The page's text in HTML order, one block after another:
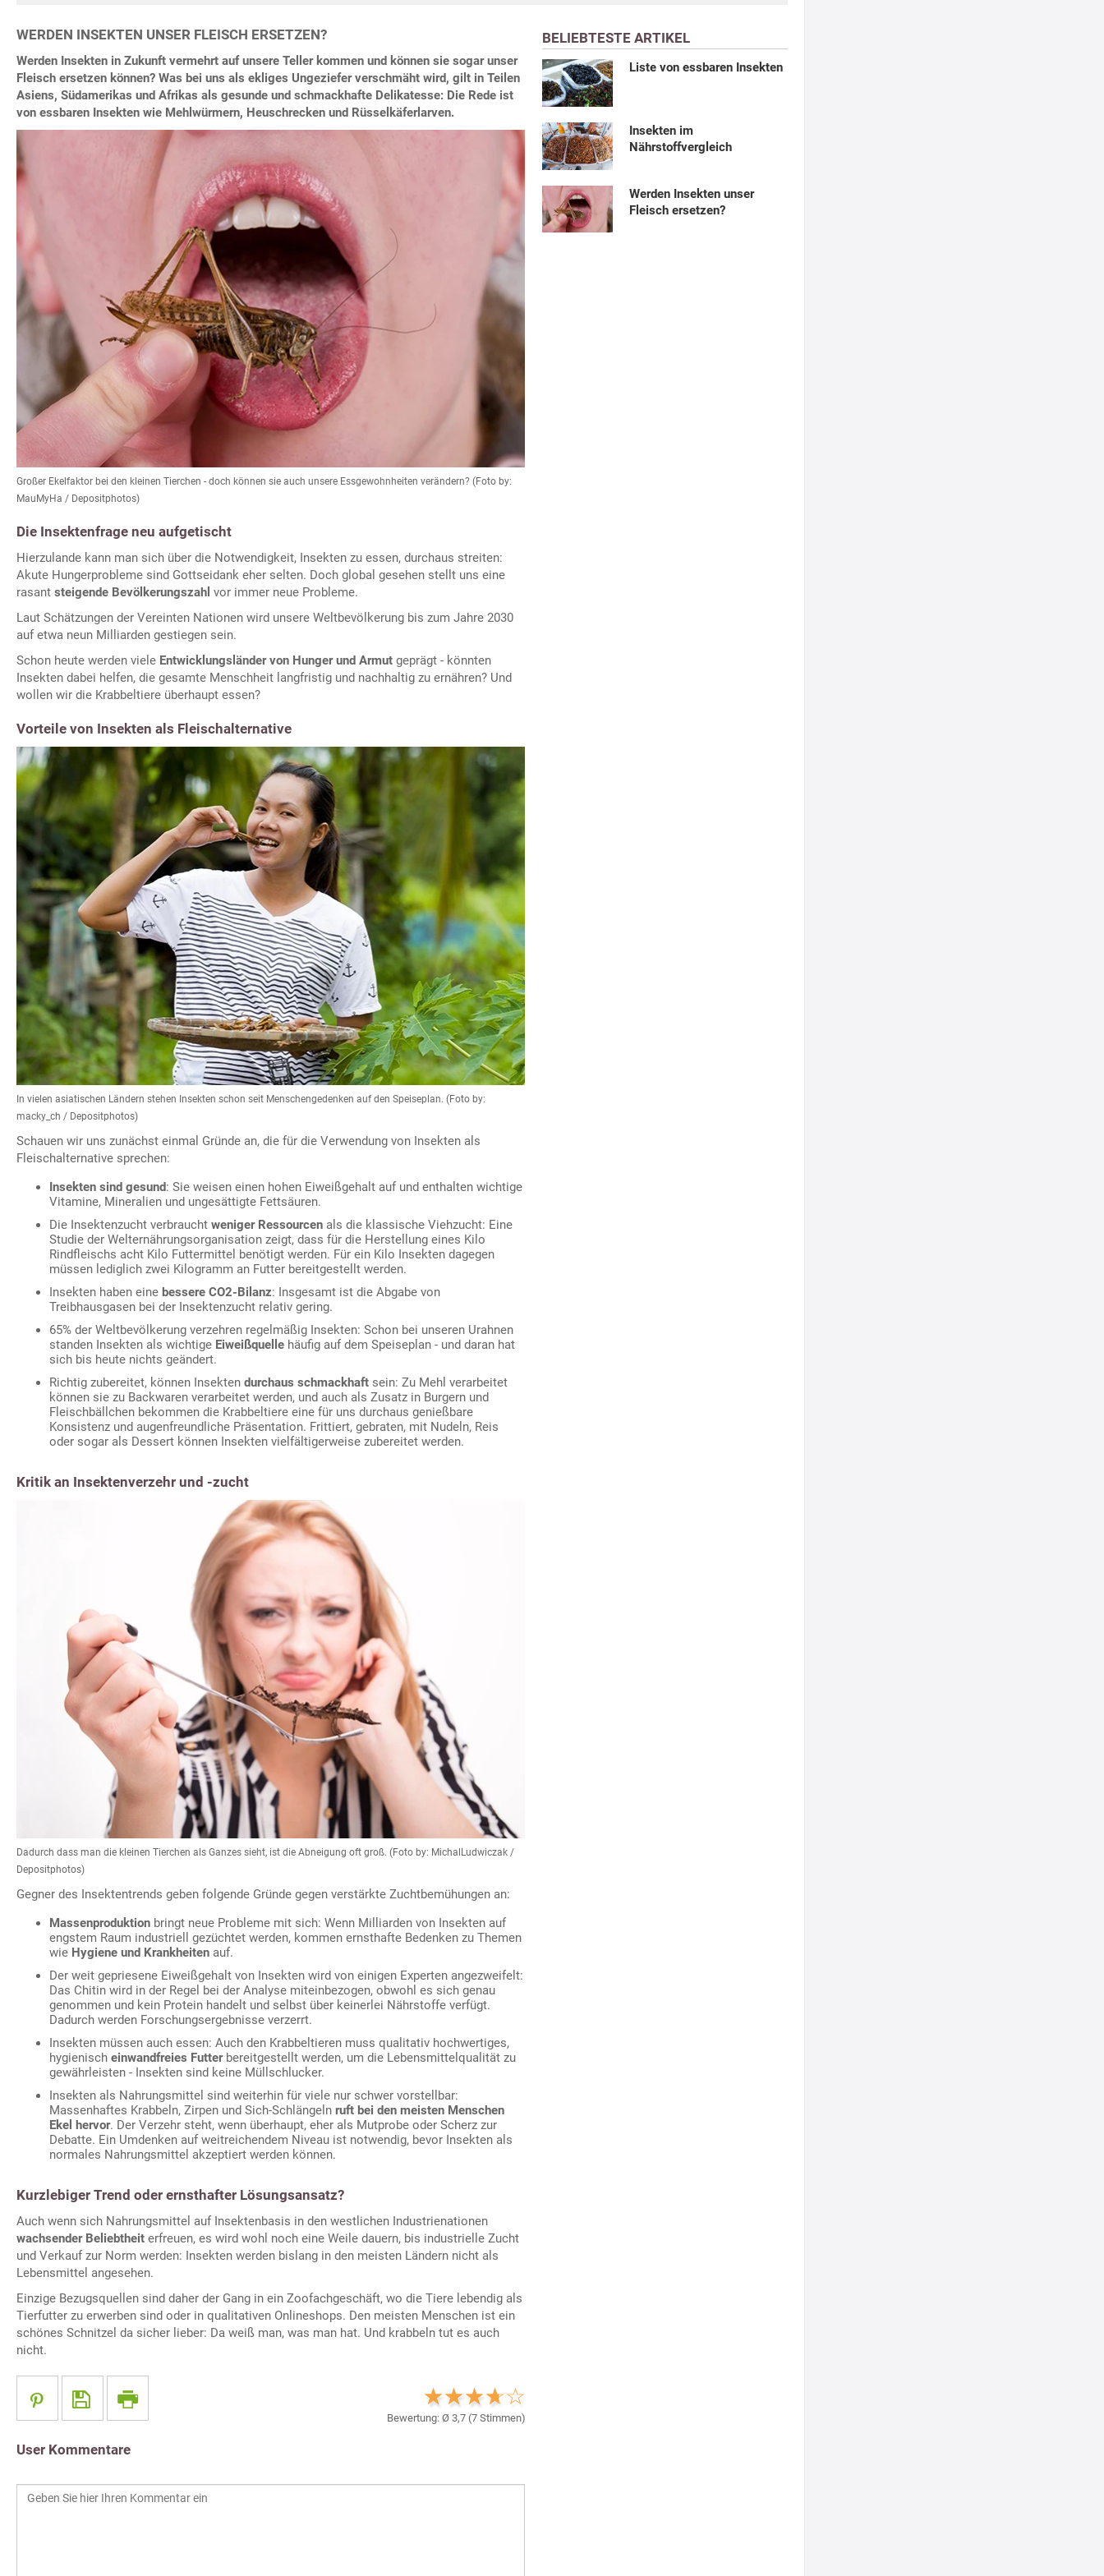
WERDEN INSEKTEN UNSER FLEISCH ERSETZEN?
Werden Insekten in Zukunft vermehrt auf unsere Teller kommen und können sie sogar unser
Fleisch ersetzen können? Was bei uns als ekliges Ungeziefer verschmäht wird, gilt in Teilen
Asiens, Südamerikas und Afrikas als gesunde und schmackhafte Delikatesse: Die Rede ist
von essbaren Insekten wie Mehlwürmern, Heuschrecken und Rüsselkäferlarven.
Großer Ekelfaktor bei den kleinen Tierchen - doch können sie auch unsere Essgewohnheiten verändern? (Foto by:
MauMyHa / Depositphotos)
Die Insektenfrage neu aufgetischt
Hierzulande kann man sich über die Notwendigkeit, Insekten zu essen, durchaus streiten:
Akute Hungerprobleme sind Gottseidank eher selten. Doch global gesehen stellt uns eine
rasant steigende Bevölkerungszahl vor immer neue Probleme.
Laut Schätzungen der Vereinten Nationen wird unsere Weltbevölkerung bis zum Jahre 2030
auf etwa neun Milliarden gestiegen sein.
Schon heute werden viele Entwicklungsländer von Hunger und Armut geprägt - könnten
Insekten dabei helfen, die gesamte Menschheit langfristig und nachhaltig zu ernähren? Und
wollen wir die Krabbeltiere überhaupt essen?
Vorteile von Insekten als Fleischalternative
In vielen asiatischen Ländern stehen Insekten schon seit Menschengedenken auf den Speiseplan. (Foto by:
macky_ch / Depositphotos)
Schauen wir uns zunächst einmal Gründe an, die für die Verwendung von Insekten als
Fleischalternative sprechen:
Insekten sind gesund: Sie weisen einen hohen Eiweißgehalt auf und enthalten wichtige
Vitamine, Mineralien und ungesättigte Fettsäuren.
Die Insektenzucht verbraucht weniger Ressourcen als die klassische Viehzucht: Eine
Studie der Welternährungsorganisation zeigt, dass für die Herstellung eines Kilo
Rindfleischs acht Kilo Futtermittel benötigt werden. Für ein Kilo Insekten dagegen
müssen lediglich zwei Kilogramm an Futter bereitgestellt werden.
Insekten haben eine bessere CO2-Bilanz: Insgesamt ist die Abgabe von
Treibhausgasen bei der Insektenzucht relativ gering.
65% der Weltbevölkerung verzehren regelmäßig Insekten: Schon bei unseren Urahnen
standen Insekten als wichtige Eiweißquelle häufig auf dem Speiseplan - und daran hat
sich bis heute nichts geändert.
Richtig zubereitet, können Insekten durchaus schmackhaft sein: Zu Mehl verarbeitet
können sie zu Backwaren verarbeitet werden, und auch als Zusatz in Burgern und
Fleischbällchen bekommen die Krabbeltiere eine für uns durchaus genießbare
Konsistenz und augenfreundliche Präsentation. Frittiert, gebraten, mit Nudeln, Reis
oder sogar als Dessert können Insekten vielfältigerweise zubereitet werden.
Kritik an Insektenverzehr und -zucht
Dadurch dass man die kleinen Tierchen als Ganzes sieht, ist die Abneigung oft groß. (Foto by: MichalLudwiczak /
Depositphotos)
Gegner des Insektentrends geben folgende Gründe gegen verstärkte Zuchtbemühungen an:
Massenproduktion bringt neue Probleme mit sich: Wenn Milliarden von Insekten auf
engstem Raum industriell gezüchtet werden, kommen ernsthafte Bedenken zu Themen
wie Hygiene und Krankheiten auf.
Der weit gepriesene Eiweißgehalt von Insekten wird von einigen Experten angezweifelt:
Das Chitin wird in der Regel bei der Analyse miteinbezogen, obwohl es sich genau
genommen und kein Protein handelt und selbst über keinerlei Nährstoffe verfügt.
Dadurch werden Forschungsergebnisse verzerrt.
Insekten müssen auch essen: Auch den Krabbeltieren muss qualitativ hochwertiges,
hygienisch einwandfreies Futterbereitgestellt werden, um die Lebensmittelqualität zu
gewährleisten - Insekten sind keine Müllschlucker.
Insekten als Nahrungsmittel sind weiterhin für viele nur schwer vorstellbar:
Massenhaftes Krabbeln, Zirpen und Sich-Schlängeln ruft bei den meisten Menschen
Ekel hervor. Der Verzehr steht, wenn überhaupt, eher als Mutprobe oder Scherz zur
Debatte. Ein Umdenken auf weitreichendem Niveau ist notwendig, bevor Insekten als
normales Nahrungsmittel akzeptiert werden können.
Kurzlebiger Trend oder ernsthafter Lösungsansatz?
Auch wenn sich Nahrungsmittel auf Insektenbasis in den westlichen Industrienationen
wachsender Beliebtheit erfreuen, es wird wohl noch eine Weile dauern, bis industrielle Zucht
und Verkauf zur Norm werden: Insekten werden bislang in den meisten Ländern nicht als
Lebensmittel angesehen.
Einzige Bezugsquellen sind daher der Gang in ein Zoofachgeschäft, wo die Tiere lebendig als
Tierfutter zu erwerben sind oder in qualitativen Onlineshops. Den meisten Menschen ist ein
schönes Schnitzel da sicher lieber: Da weiß man, was man hat. Und krabbeln tut es auch
nicht.
Bewertung: Ø 3,7(7Stimmen)
User Kommentare
BELIEBTESTE ARTIKEL
Liste von essbaren Insekten
Insekten im
Nährstoffvergleich
Werden Insekten unser
Fleisch ersetzen?